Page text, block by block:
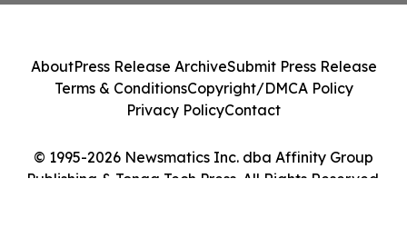
© 1995-2026 Newsmatics Inc. dba Affinity Group
Publishing & Tonga Tech Press. All Rights Reserved.
AboutPress Release ArchiveSubmit Press Release
Terms & ConditionsCopyright/DMCA Policy
Privacy PolicyContact